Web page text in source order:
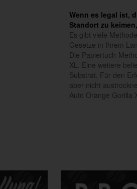
Wenn es legal ist,
Standort zu
Es gibt viele
Gesetze in Ihrem
Die Papiertuch-
XL. Eine weitere
Substrat. Für den
aber nicht
Auto Orange Gorilla